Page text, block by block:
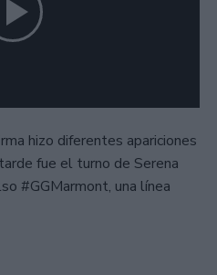
hizo diferentes apariciones
fue el turno de Serena
#GGMarmont, una línea